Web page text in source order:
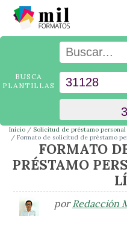
BUSCA
PLANTILLAS
Inicio
Solicitud de préstamo
Formato de solicitud de préstamo
FORMATO
PRÉSTAMO
porRedacción